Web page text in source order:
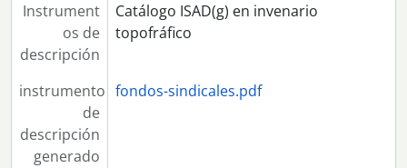
Instrument
os de
descripción
Catálogo ISAD(g) en invenario
topofráfico
instrumento
de
descripción
generado
fondos-sindicales.pdf